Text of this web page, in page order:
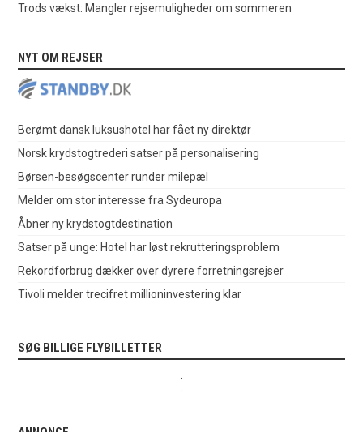
Trods vækst: Mangler rejsemuligheder om sommeren
NYT OM REJSER
Berømt dansk luksushotel har fået ny direktør
Norsk krydstogtrederi satser på personalisering
Børsen-besøgscenter runder milepæl
Melder om stor interesse fra Sydeuropa
Åbner ny krydstogtdestination
Satser på unge: Hotel har løst rekrutteringsproblem
Rekordforbrug dækker over dyrere forretningsrejser
Tivoli melder trecifret millioninvestering klar
SØG BILLIGE FLYBILLETTER